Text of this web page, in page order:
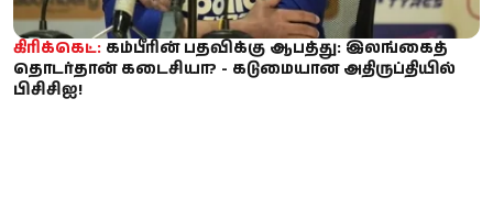
கிரிக்கெட்: கம்பீரின் பதவிக்கு ஆபத்து: இலங்கைத்
தொடர்தான் கடைசியா? - கடுமையான அதிருப்தியில்
பிசிசிஐ!